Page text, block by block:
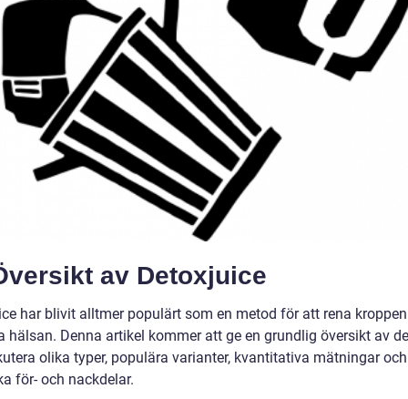
av Detoxjuice
har blivit alltmer populärt som en metod för att rena
hälsan. Denna artikel kommer att ge en grundlig översikt av
olika typer, populära varianter, kvantitativa mätningar och
för- och nackdelar.